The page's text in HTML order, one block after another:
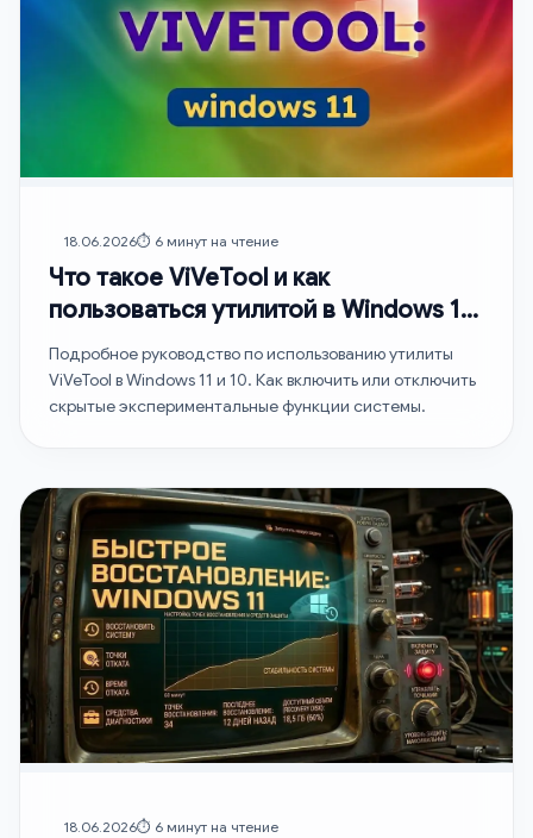
18.06.2026⏱️ 6 минут на чтение
Что такое ViVeTool и как
пользоваться утилитой в Windows 11
и 10
Подробное руководство по использованию утилиты
ViVeTool в Windows 11 и 10. Как включить или отключить
скрытые экспериментальные функции системы.
18.06.2026⏱️ 6 минут на чтение